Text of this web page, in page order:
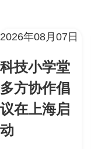
2026年08月07日
科技小学堂
多方协作倡
议在上海启
动